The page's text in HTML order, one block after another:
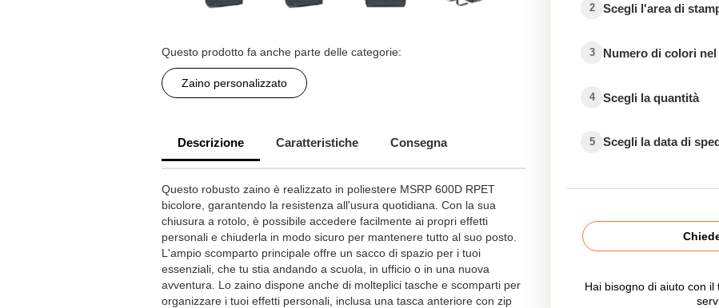
Questo prodotto fa anche parte delle categorie:
Zaino personalizzato
Descrizione Caratteristiche Consegna
Questo robusto zaino è realizzato in poliestere MSRP 600D RPET
bicolore, garantendo la resistenza all'usura quotidiana. Con la sua
chiusura a rotolo, è possibile accedere facilmente ai propri effetti
personali e chiuderla in modo sicuro per mantenere tutto al suo posto.
L'ampio scomparto principale offre un sacco di spazio per i tuoi
essenziali, che tu stia andando a scuola, in ufficio o in una nuova
avventura. Lo zaino dispone anche di molteplici tasche e scomparti per
organizzare i tuoi effetti personali, inclusa una tasca anteriore con zip
2 Scegli l'area di
3 Numero di colori
4 Scegli la quantità
5 Scegli la data di
Hai bisogno di aiuto con il